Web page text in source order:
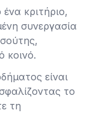
κριτήριο,
συνεργασία
κοινό.
είναι
το
τη